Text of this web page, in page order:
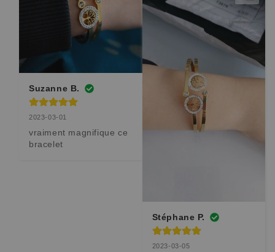
Suzanne B.
2023-03-01
vraiment magnifique ce
bracelet
Stéphane P.
2023-03-05